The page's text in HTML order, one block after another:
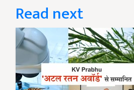
Read next